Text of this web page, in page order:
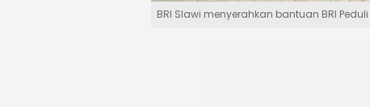
BRI Slawi menyerahkan bantuan BRI